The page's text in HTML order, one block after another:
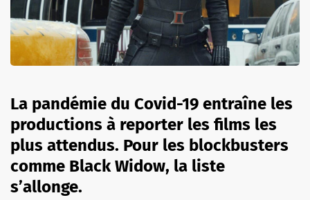
La pandémie du Covid-19 entraîne les
productions à reporter les films les
plus attendus. Pour les blockbusters
comme Black Widow, la liste
s’allonge.